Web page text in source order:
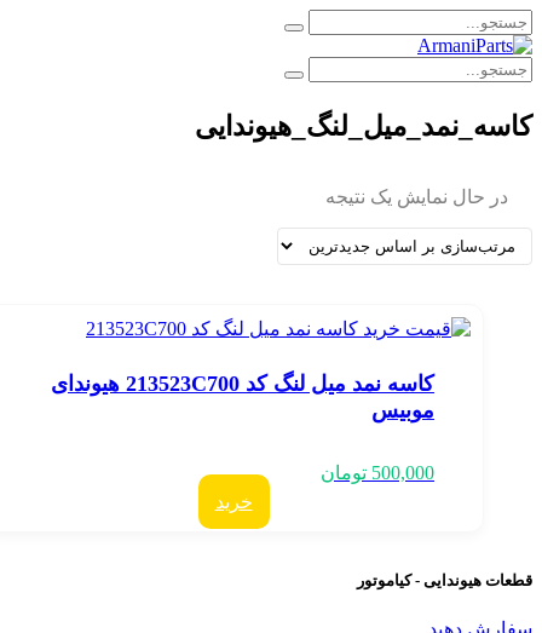
در حال نمایش یک نتیجه
کاسه نمد میل لنگ کد 213523C700 هیوندای
موبیس
500,000 تومان
خرید
هیوندایی - کیاموتور
دهید